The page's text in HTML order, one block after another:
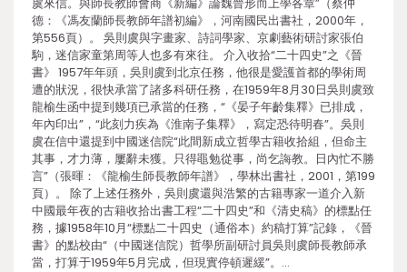
德：《馮友蘭師長教師年譜初編》，河南國民出書社，2000年，
第556頁）。 吳則虞與字畫家、詩詞學家、京劇藝術研討家張伯
駒，迷信家童第周等人也多有來往。 介入收拾“二十四史”之《晉
書》 1957年年頭，吳則虞到北京任務，他很是愛護首都的學術周
遭的狀況，很快承當了諸多科研任務，在1959年8月30日吳則虞致
龍榆生函中提到幾項已承當的任務，“《晏子年齡集釋》已排成，
年內印出”，“此刻力疾為《淮南子集釋》，寫定恐待明春”。吳則
虞在信中還提到中國迷信院“此間新成立哲學古籍收拾組，但命主
其事，才力薄，屢辭未獲。只得黽勉從事，尚乞誨教。日內忙不勝
言”（張暉：《龍榆生師長教師年譜》，學林出書社，2001，第199
頁）。 除了上述任務外，吳則虞還與浩繁的古籍專家一道介入新
中國最年夜的古籍收拾出書工程“二十四史”和《清史稿》的標點任
務，據1958年10月“標點二十四史（通俗本）約稿打算”記錄，《晉
書》的點校由“（中國迷信院）哲學所副研討員吳則虞師長教師承
當，打算于1959年5月完成，但現實停頓遲緩”。…